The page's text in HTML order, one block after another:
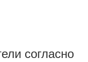
согласно